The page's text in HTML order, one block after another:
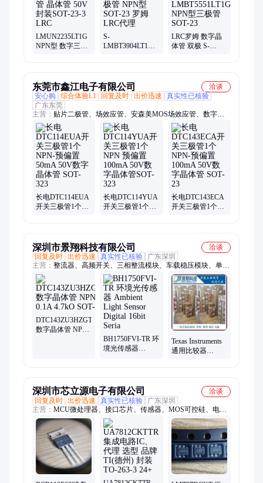
LMUN2235LT1G
NPN型 数字三极
S-
LMBT3904LT1G
LRC罗姆 数字晶
体管 双极 S-
东莞市鑫江电子有限公司
洽谈
安心购
综合体验L1 回复及时 出价迅速
真实性已核验
广东东莞
主营： 贴片二极管、场效应管、安森美MOS场效应管、数字晶
体管、快恢复二极管、开关二极管、TVS二极管、ESD二极管、
达林顿三极管、MOS管、贴片三极管、肖特基二极管、稳压二
极管
长电DTC114EUA
开关三极管1个
长电DTC114YUA
开关三极管1个
长电DTC143ECA
开关三极管1个
深圳市景翔科技有限公司
洽谈
回复及时 出价迅速 真实性已核验
广东深圳
主营： 整流器、高频开关、三相整流模块、车载稳压模块、单相
整流设备、高精度电压调节
DTC143ZU3HZGT106
数字晶体管 NPN
BH1750FVI-TR 环
境光传感器
Texas Instruments
通用比较器
深圳市芯立源电子有限公司
洽谈
回复及时 出价迅速 真实性已核验
广东深圳
主营： MCU微处理器、接口芯片、传感器、MOS可控硅、电源
管理芯片PMIC